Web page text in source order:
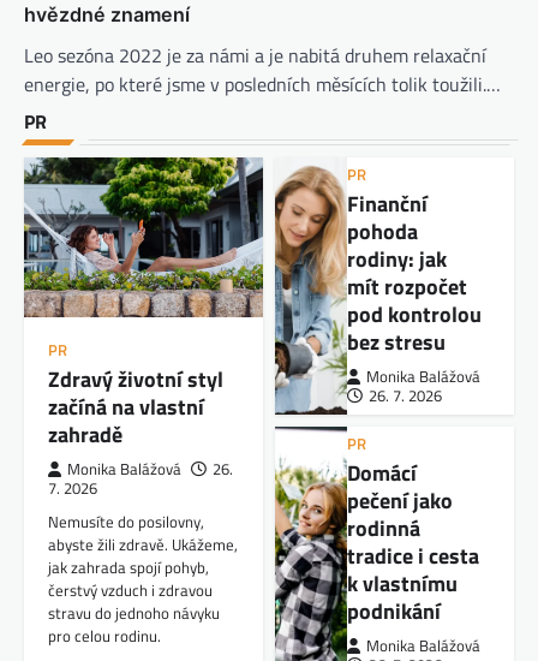
hvězdné znamení
Leo sezóna 2022 je za námi a je nabitá druhem relaxační
energie, po které jsme v posledních měsících tolik toužili.…
PR
PR
Zdravý životní styl
začíná na vlastní
zahradě
Monika Balážová
26.
7. 2026
Nemusíte do posilovny,
abyste žili zdravě. Ukážeme,
jak zahrada spojí pohyb,
čerstvý vzduch i zdravou
stravu do jednoho návyku
pro celou rodinu.
PR
Finanční
pohoda
rodiny: jak
mít rozpočet
pod kontrolou
bez stresu
Monika Balážová
26. 7. 2026
PR
Domácí
pečení jako
rodinná
tradice i cesta
k vlastnímu
podnikání
Monika Balážová